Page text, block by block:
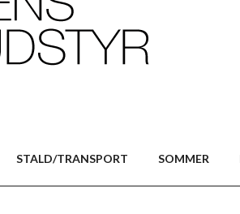
STALD/TRANSPORT SOMMER